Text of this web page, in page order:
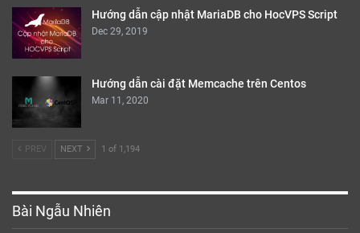
Hướng dẫn cập nhật MariaDB cho HocVPS Script
Dec 29, 2019
Hướng dẫn cài đặt Memcache trên Centos
Mar 11, 2020
PREV NEXT 1 of 1,194
Bài Ngẫu Nhiên